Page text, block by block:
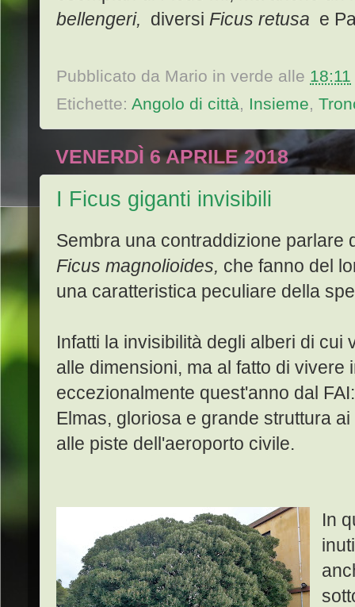
bellengeri, diversi Ficus retusa e
Pubblicato da Mario in verde alle 18:11
Etichette: Angolo di città, Insieme,
VENERDÌ 6 APRILE 2018
I Ficus giganti invisibili
Sembra una contraddizione parlare
Ficus magnolioides, che fanno del
una caratteristica peculiare della
Infatti la invisibilità degli alberi di cui
alle dimensioni, ma al fatto di
eccezionalmente quest'anno dal
Elmas, gloriosa e grande struttura
alle piste dell'aeroporto civile.
In